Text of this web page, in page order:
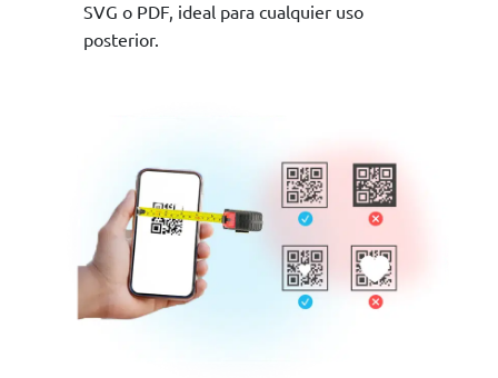
SVG o PDF, ideal para cualquier uso
posterior.